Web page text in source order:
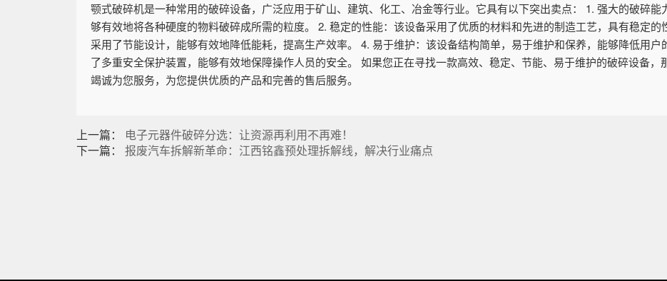
颚式破碎机是一种常用的破碎设备，广泛应用于矿山、建筑、化工、冶金等行业。它具有以下突出卖点： 1. 强大的破碎
够有效地将各种硬度的物料破碎成所需的粒度。 2. 稳定的性能：该设备采用了优质的材料和先进的制造工艺，具有稳定
采用了节能设计，能够有效地降低能耗，提高生产效率。 4. 易于维护：该设备结构简单，易于维护和保养，能够降低用
了多重安全保护装置，能够有效地保障操作人员的安全。 如果您正在寻找一款高效、稳定、节能、易于维护的破碎设备
竭诚为您服务，为您提供优质的产品和完善的售后服务。
上一篇： 电子元器件破碎分选：让资源再利用不再难！
下一篇： 报废汽车拆解新革命：江西铭鑫预处理拆解线，解决行业痛点